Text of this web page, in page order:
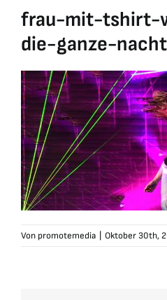
Geschenk-Gutscheine
Kollektionen
frau-mit-tshirt-
die-ganze-
Von promotemedia Oktober 30th,